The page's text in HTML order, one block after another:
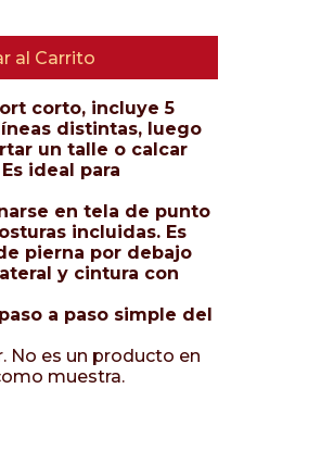
al Carrito
corto, incluye 5
distintas, luego
un talle o calcar
ideal para
en tela de punto
incluidas. Es
pierna por debajo
y cintura con
a paso simple del
No es un producto en
muestra.